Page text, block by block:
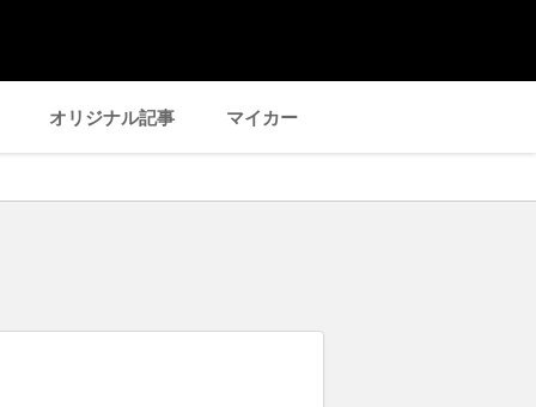
オリジナル記事 マイカー